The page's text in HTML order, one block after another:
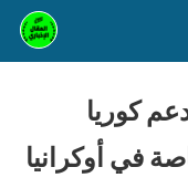
كوريا
في أوكرانيا